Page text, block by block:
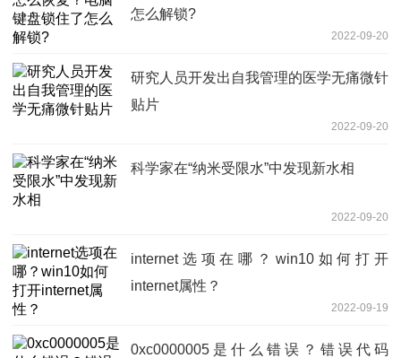
怎么解锁?
2022-09-20
研究人员开发出自我管理的医学无痛微针
贴片
2022-09-20
科学家在“纳米受限水”中发现新水相
2022-09-20
internet选项在哪？win10如何打开
internet属性？
2022-09-19
0xc0000005是什么错误？错误代码